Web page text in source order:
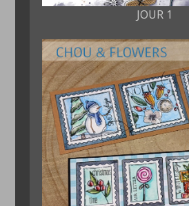
JOUR 1